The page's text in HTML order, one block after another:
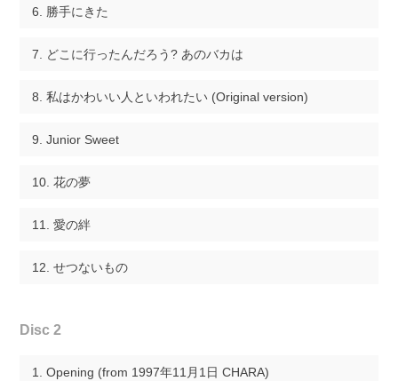
勝手にきた
どこに行ったんだろう? あのバカは
私はかわいい人といわれたい (Original version)
Junior Sweet
花の夢
愛の絆
せつないもの
Disc 2
Opening (from 1997年11月1日 CHARA)